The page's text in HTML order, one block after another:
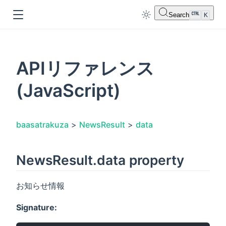
Search K
APIリファレンス
(JavaScript)
baasatrakuza > NewsResult > data
NewsResult.data property
お知らせ情報
Signature: